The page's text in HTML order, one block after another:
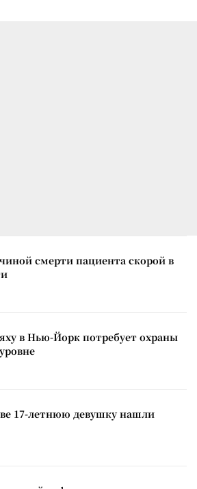
смерти пациента скорой в
в Нью-Йорк потребует охраны
17-летнюю девушку нашли